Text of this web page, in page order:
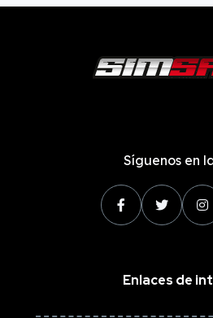
Síguenos en
Enlaces de